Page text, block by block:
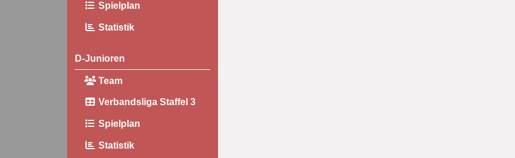
Spielplan
Statistik
D-Junioren
Team
Verbandsliga Staffel 3
Spielplan
Statistik